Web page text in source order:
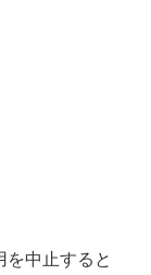
中止すると